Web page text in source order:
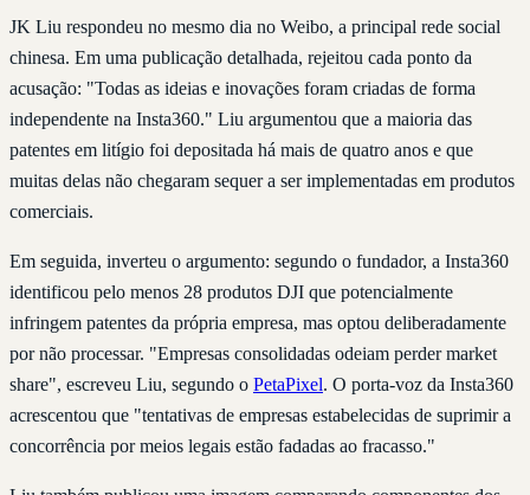
JK Liu respondeu no mesmo dia no Weibo, a principal rede social
chinesa. Em uma publicação detalhada, rejeitou cada ponto da
acusação: "Todas as ideias e inovações foram criadas de forma
independente na Insta360." Liu argumentou que a maioria das
patentes em litígio foi depositada há mais de quatro anos e que
muitas delas não chegaram sequer a ser implementadas em produtos
comerciais.
Em seguida, inverteu o argumento: segundo o fundador, a Insta360
identificou pelo menos 28 produtos DJI que potencialmente
infringem patentes da própria empresa, mas optou deliberadamente
por não processar. "Empresas consolidadas odeiam perder market
share", escreveu Liu, segundo o PetaPixel. O porta-voz da Insta360
acrescentou que "tentativas de empresas estabelecidas de suprimir a
concorrência por meios legais estão fadadas ao fracasso."